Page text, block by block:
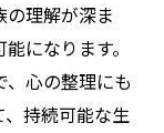
理解が深ま
になります。
心の整理にも
持続可能な生